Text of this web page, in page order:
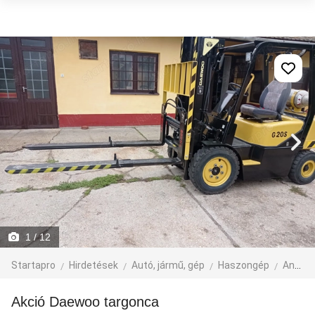
1 / 12
Startapro Hirdetések Autó, jármű, gép Haszongép Anyagmozgató gép
Akció Daewoo targonca